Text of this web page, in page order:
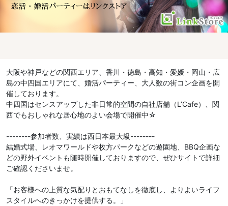
大阪や神戸などの関西エリア、香川・徳島・高知・愛媛・岡山・広
島の中四国エリアにて、婚活パーティー、大人数の街コン企画を開
催しております。
中四国はセンスアップした非日常的空間の自社店舗（L’Cafe）、関
西でもおしゃれな居心地のよい会場で開催中☆
--------参加者数、実績は西日本最大級--------
結婚式場、レオマワールドや枚方パークなどの遊園地、BBQ企画な
どの野外イベントも随時開催しておりますので、ぜひサイトで詳細
ご確認くださいませ。
「お客様への上質な気配りとおもてなしを徹底し、よりよいライフ
スタイルへのきっかけを提供する。」